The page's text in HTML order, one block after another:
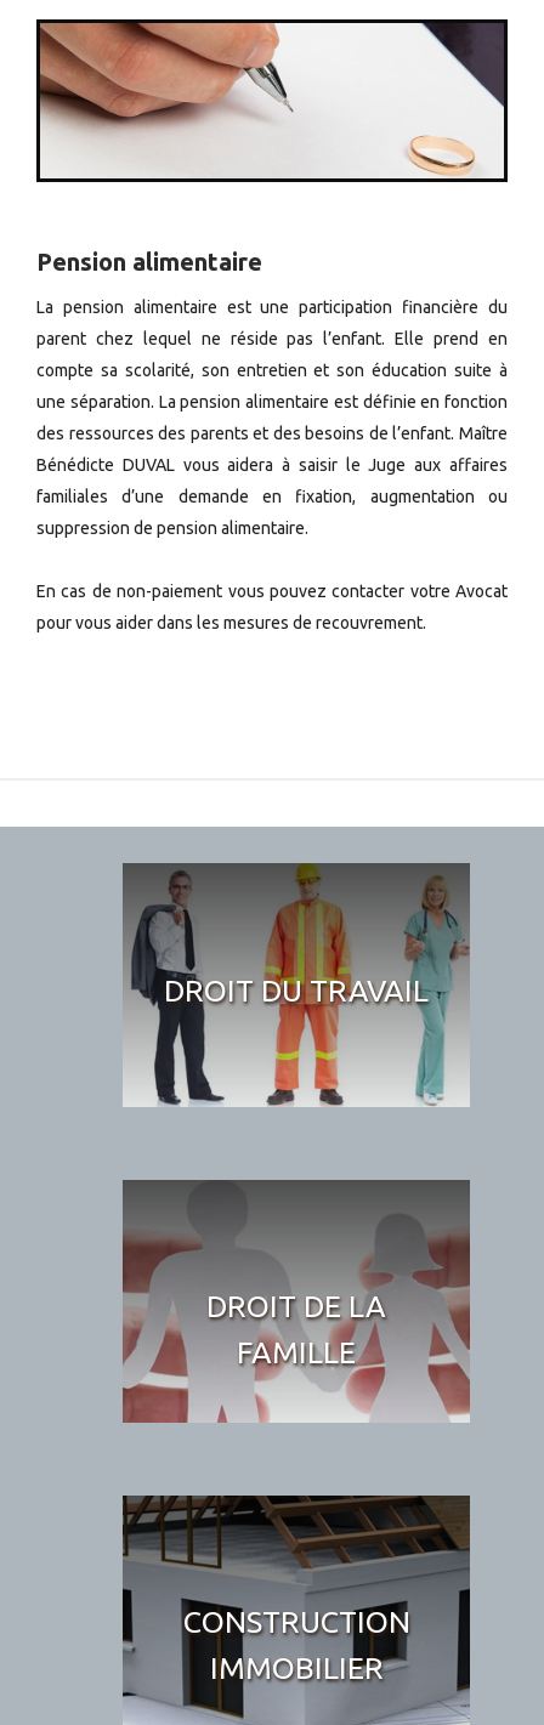
Pension alimentaire
La pension alimentaire est une participation financière du
parent chez lequel ne réside pas l’enfant. Elle prend en
compte sa scolarité, son entretien et son éducation suite à
une séparation. La pension alimentaire est définie en fonction
des ressources des parents et des besoins de l’enfant. Maître
Bénédicte DUVAL vous aidera à saisir le Juge aux affaires
familiales d’une demande en fixation, augmentation ou
suppression de pension alimentaire.
En cas de non-paiement vous pouvez contacter votre Avocat
pour vous aider dans les mesures de recouvrement.
DROIT DU TRAVAIL
DROIT DE LA
FAMILLE
CONSTRUCTION
IMMOBILIER